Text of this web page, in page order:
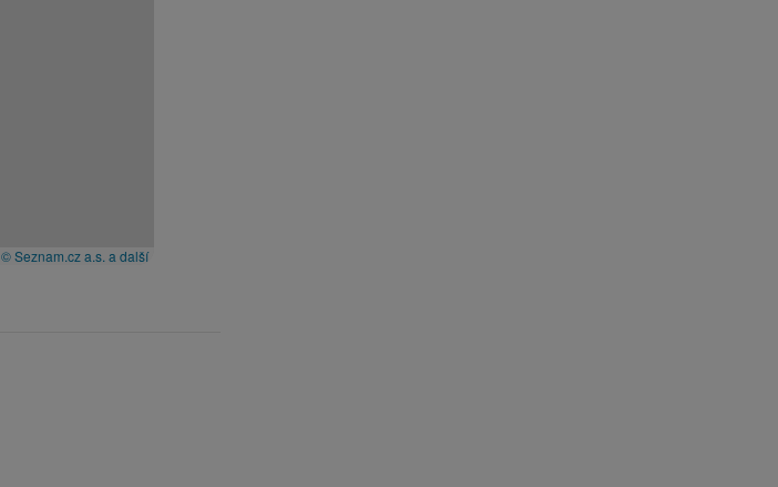
© Seznam.cz a.s. a další